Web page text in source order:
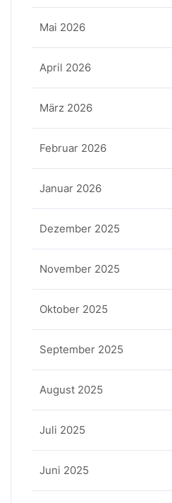
Mai 2026
April 2026
März 2026
Februar 2026
Januar 2026
Dezember 2025
November 2025
Oktober 2025
September 2025
August 2025
Juli 2025
Juni 2025